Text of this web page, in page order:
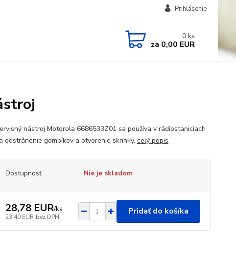
Prihlásenie
0 ks
za 0,00 EUR
nástroj Motorola 6686533Z01 sa používa v rádiostaniciach
odstránenie gombíkov a otvorenie skrinky. celý popis
Dostupnosť Nie je skladom
28,78 EUR/ks
23,40 EUR bez DPH
Pridať do košíka